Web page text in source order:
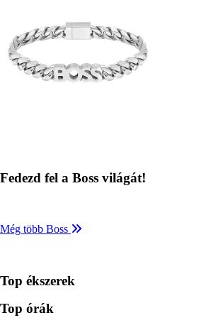
Fedezd fel a Boss világát!
Még több Boss
Top ékszerek
Top órák